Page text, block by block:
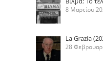
8 Μαρτίου
La Grazia
28